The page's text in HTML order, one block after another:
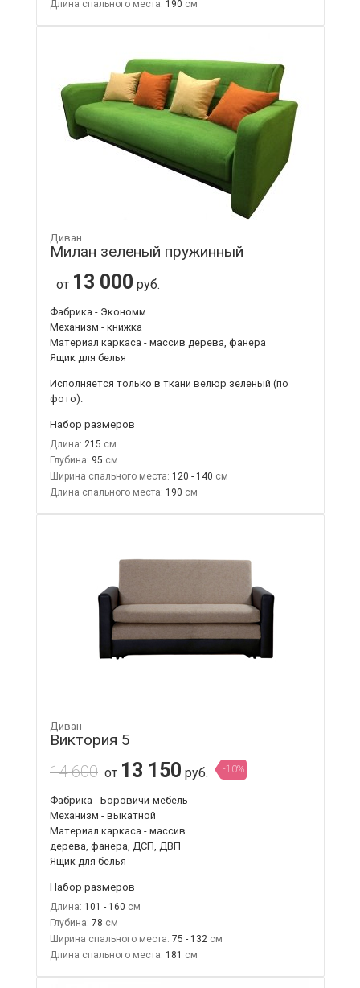
Длина спального места: 190
Диван
Милан зеленый пружинный
от 13 000 руб.
Фабрика - Экономм
Механизм - книжка
Материал каркаса - массив дерева, фанера
Ящик для белья
Исполняется только в ткани велюр зеленый (по
фото).
Набор размеров
Длина: 215
Глубина: 95
Ширина спального места: 120 - 140
Длина спального места: 190
Диван
Виктория 5
14 600 от 13 150 руб. -10%
Фабрика - Боровичи-мебель
Механизм - выкатной
Материал каркаса - массив
дерева, фанера, ДСП, ДВП
Ящик для белья
Набор размеров
Длина: 101 - 160
Глубина: 78
Ширина спального места: 75 - 132
Длина спального места: 181